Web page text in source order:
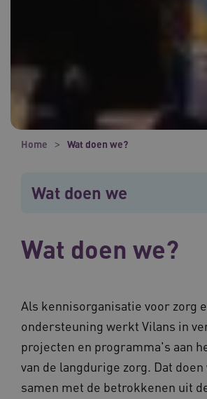
Home Wat doen we?
Wat doen we
Wat doen we?
Als kennisorganisatie voor zorg
ondersteuning werkt Vilans in
projecten en programma's aan
van de langdurige zorg. Dat
samen met de betrokkenen uit